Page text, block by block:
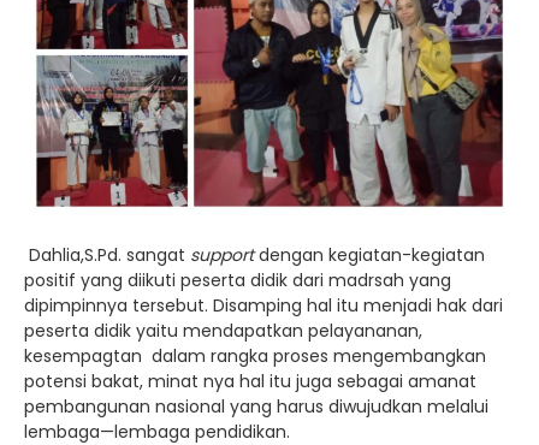
Dahlia,S.Pd. sangat supportdengan kegiatan-kegiatan
positif yang diikuti peserta didik dari madrsah yang
dipimpinnya tersebut. Disamping hal itu menjadi hak dari
peserta didik yaitu mendapatkan pelayananan,
kesempagtan dalam rangka proses mengembangkan
potensi bakat, minat nya hal itu juga sebagai amanat
pembangunan nasional yang harus diwujudkan melalui
lembaga—lembaga pendidikan.